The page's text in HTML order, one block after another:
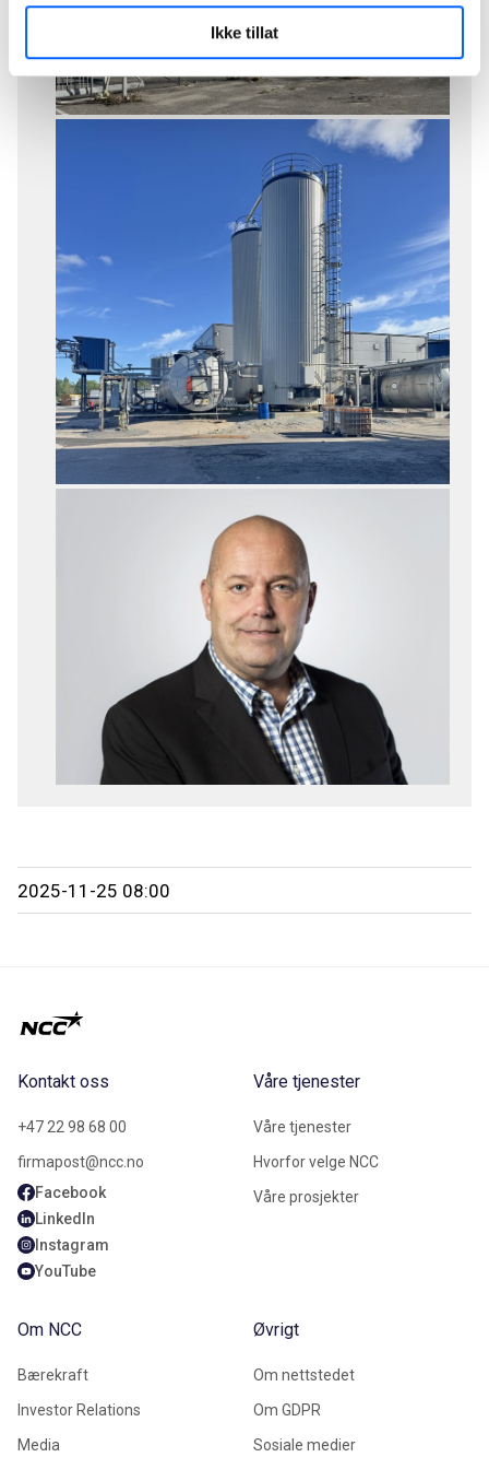
Ikke tillat
2025-11-25 08:00
Kontakt oss
+47 22 98 68 00
firmapost@ncc.no
Facebook
LinkedIn
Instagram
YouTube
Våre tjenester
Våre tjenester
Hvorfor velge NCC
Våre prosjekter
Om NCC
Bærekraft
Investor Relations
Media
Øvrigt
Om nettstedet
Om GDPR
Sosiale medier